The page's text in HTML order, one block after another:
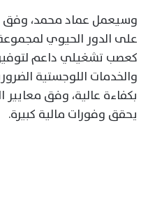
وسيعمل عماد محمد، وفق
على الدور الحيوي لمجموعة
كعصب تشغيلي داعم لتوفير
والخدمات اللوجستية
بكفاءة عالية، وفق معايير
يحقق وفورات مالية كبيرة.